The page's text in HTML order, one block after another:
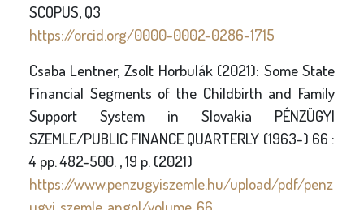
SCOPUS, Q3
https://orcid.org/0000-0002-0286-1715
Csaba Lentner, Zsolt Horbulák (2021): Some State
Financial Segments of the Childbirth and Family
Support System in Slovakia PÉNZÜGYI
SZEMLE/PUBLIC FINANCE QUARTERLY (1963-) 66 :
4 pp. 482-500. , 19 p. (2021)
https://www.penzugyiszemle.hu/upload/pdf/penz